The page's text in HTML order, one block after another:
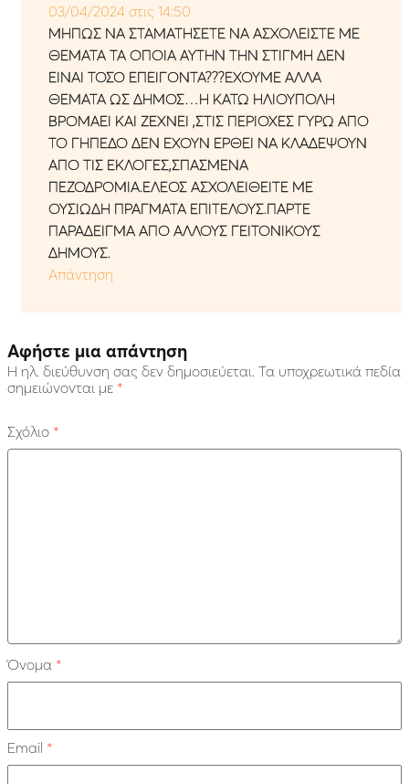
03/04/2024 στις 14:50
ΜΗΠΩΣ ΝΑ ΣΤΑΜΑΤΗΣΕΤΕ ΝΑ ΑΣΧΟΛΕΙΣΤΕ ΜΕ
ΘΕΜΑΤΑ ΤΑ ΟΠΟΙΑ ΑΥΤΗΝ ΤΗΝ ΣΤΙΓΜΗ ΔΕΝ
ΕΙΝΑΙ ΤΟΣΟ ΕΠΕΙΓΟΝΤΑ???ΕΧΟΥΜΕ ΑΛΛΑ
ΘΕΜΑΤΑ ΩΣ ΔΗΜΟΣ…Η ΚΑΤΩ ΗΛΙΟΥΠΟΛΗ
ΒΡΟΜΑΕΙ ΚΑΙ ΖΕΧΝΕΙ ,ΣΤΙΣ ΠΕΡΙΟΧΕΣ ΓΥΡΩ ΑΠΟ
ΤΟ ΓΗΠΕΔΟ ΔΕΝ ΕΧΟΥΝ ΕΡΘΕΙ ΝΑ ΚΛΑΔΕΨΟΥΝ
ΑΠΟ ΤΙΣ ΕΚΛΟΓΕΣ,ΣΠΑΣΜΕΝΑ
ΠΕΖΟΔΡΟΜΙΑ.ΕΛΕΟΣ ΑΣΧΟΛΕΙΘΕΙΤΕ ΜΕ
ΟΥΣΙΩΔΗ ΠΡΑΓΜΑΤΑ ΕΠΙΤΕΛΟΥΣ.ΠΑΡΤΕ
ΠΑΡΑΔΕΙΓΜΑ ΑΠΟ ΑΛΛΟΥΣ ΓΕΙΤΟΝΙΚΟΥΣ
ΔΗΜΟΥΣ.
Απάντηση
Αφήστε μια απάντηση
Η ηλ. διεύθυνση σας δεν δημοσιεύεται. Τα υποχρεωτικά πεδία
σημειώνονται με *
Σχόλιο *
Όνομα *
Email *